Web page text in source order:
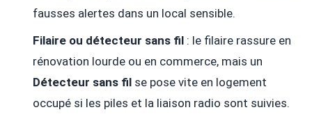
fausses alertes dans un local sensible.
Filaire ou détecteur sans fil: le filaire rassure en
rénovation lourde ou en commerce, mais un
Détecteur sans filse pose vite en logement
occupé si les piles et la liaison radio sont suivies.